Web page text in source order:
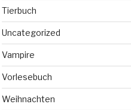
Tierbuch
Uncategorized
Vampire
Vorlesebuch
Weihnachten